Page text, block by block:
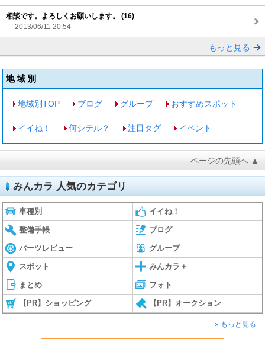
相談です。よろしくお願いします。 (16)
2013/06/11 20:54
もっと見る
地域別
地域別TOP ブログ グループ おすすめスポット
イイね！ 何シテル？ 注目タグ イベント
ページの先頭へ ▲
みんカラ 人気のカテゴリ
車種別 イイね！
整備手帳 ブログ
パーツレビュー グループ
スポット みんカラ＋
まとめ フォト
【PR】ショッピング 【PR】オークション
もっと見る